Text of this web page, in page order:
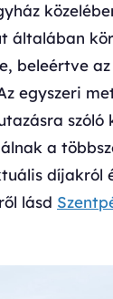
általában
beleértve
egyszeri
a
díjakról
lásd